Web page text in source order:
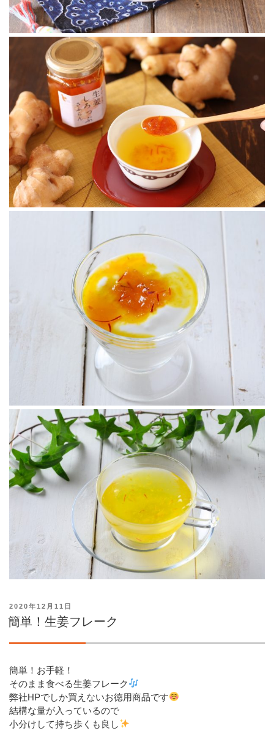
投
稿
日:
2020年12月11日
簡単！生姜フレーク
簡単！お手軽！
そのまま食べる生姜フレーク
弊社HPでしか買えないお徳用商品です
結構な量が入っているので
小分けして持ち歩くも良し